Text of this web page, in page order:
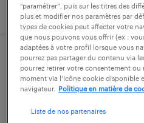
publié le 27 mai 2026
assistant adv (f/h)
carnoët, côtes-d'armor
intérim
“paramétrer”, puis sur les titres des
plus et modifier nos paramètres par
types de cookies peut affecter votre
que nous pouvons vous offrir (ex :
adaptées à votre profil lorsque vous
pourrez pas partager du contenu via
pourrez retirer votre consentement
moment via l’icône cookie disponible
navigateur.
Politique en matière de
Liste de nos partenaires